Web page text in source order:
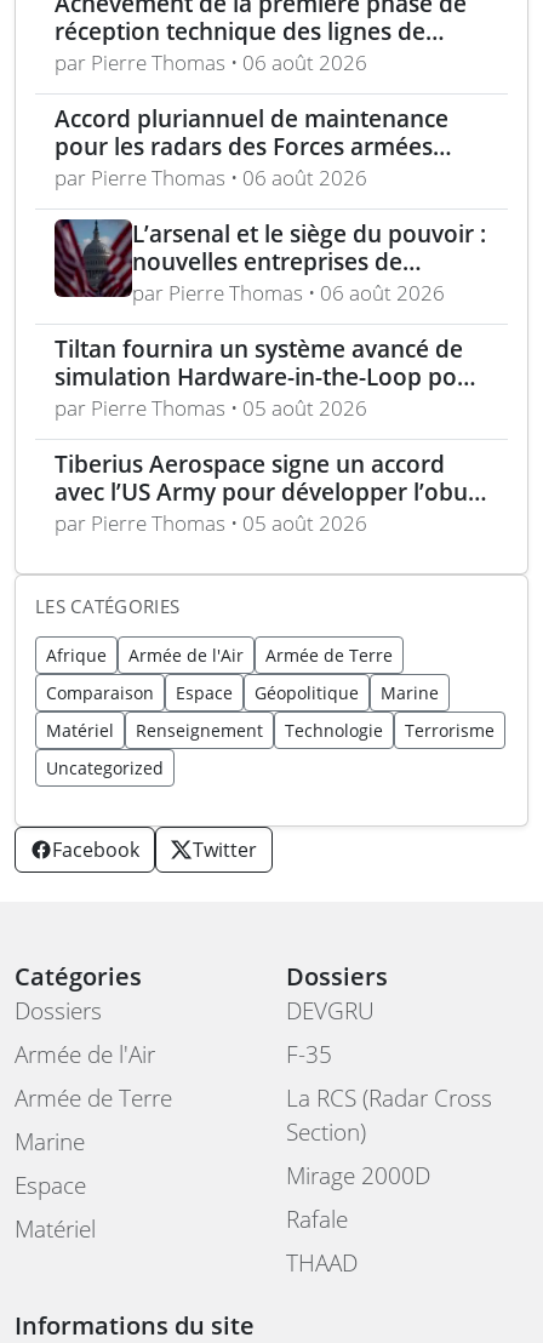
réception technique des lignes de
production d’armement gros calibre
par Pierre Thomas • 06 août 2026
Accord pluriannuel de maintenance
pour les radars des Forces armées
polonaises
par Pierre Thomas • 06 août 2026
L’arsenal et le siège du pouvoir :
nouvelles entreprises de
défense, capital-risque et
politique industrielle des États
par Pierre Thomas • 06 août 2026
Tiltan fournira un système avancé de
simulation Hardware-in-the-Loop pour
un programme électro-optique IR
unique
par Pierre Thomas • 05 août 2026
Tiberius Aerospace signe un accord
avec l’US Army pour développer l’obus
d’artillerie guidée Sceptre
par Pierre Thomas • 05 août 2026
LES CATÉGORIES
Afrique Armée de l'Air
Armée de Terre
Comparaison
Espace Géopolitique
Marine
Matériel
Renseignement Technologie
Terrorisme
Uncategorized
Facebook Twitter
Catégories
Dossiers
Armée de l'Air
Armée de Terre
Marine
Espace
Matériel
Dossiers
DEVGRU
F-35
La RCS (Radar Cross
Section)
Mirage 2000D
Rafale
THAAD
Informations du site